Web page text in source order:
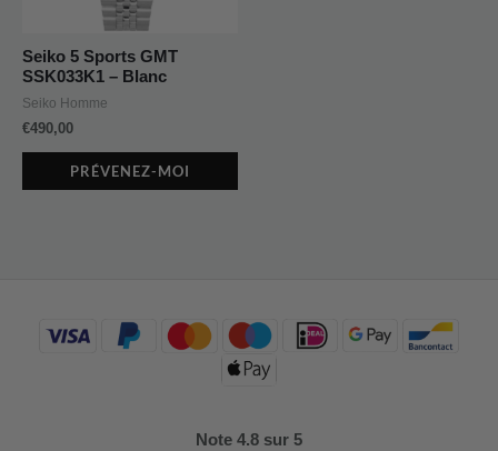
Seiko 5 Sports GMT
SSK033K1 – Blanc
Seiko Homme
€490,00
PRÉVENEZ-MOI
Note 4.8 sur 5